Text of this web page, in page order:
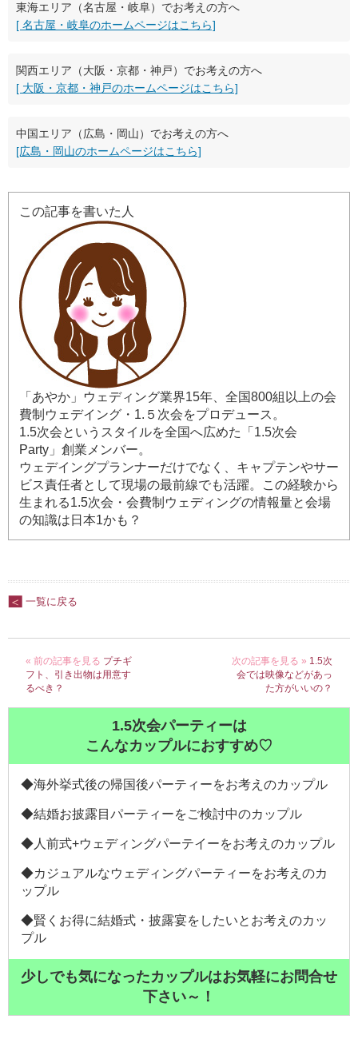
東海エリア（名古屋・岐阜）でお考えの方へ
[ 名古屋・岐阜のホームページはこちら]
関西エリア（大阪・京都・神戸）でお考えの方へ
[ 大阪・京都・神戸のホームページはこちら]
中国エリア（広島・岡山）でお考えの方へ
[広島・岡山のホームページはこちら]
この記事を書いた人
「あやか」ウェディング業界15年、全国800組以上の会
費制ウェデイング・1.５次会をプロデュース。
1.5次会というスタイルを全国へ広めた「1.5次会
Party」創業メンバー。
ウェデイングプランナーだけでなく、キャプテンやサー
ビス責任者として現場の最前線でも活躍。この経験から
生まれる1.5次会・会費制ウェディングの情報量と会場
の知識は日本1かも？
一覧に戻る
« 前の記事を見る プチギ
フト、引き出物は用意す
るべき？
次の記事を見る » 1.5次
会では映像などがあっ
た方がいいの？
1.5次会パーティーは
こんなカップルにおすすめ♡
◆海外挙式後の帰国後パーティーをお考えのカップル
◆結婚お披露目パーティーをご検討中のカップル
◆人前式+ウェディングパーテイーをお考えのカップル
◆カジュアルなウェディングパーティーをお考えのカ
ップル
◆賢くお得に結婚式・披露宴をしたいとお考えのカッ
プル
少しでも気になったカップルはお気軽にお問合せ
下さい～！